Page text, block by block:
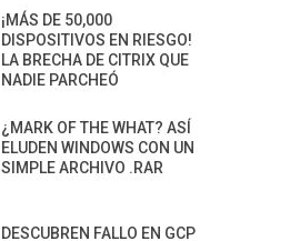
¡MÁS DE 50,000
DISPOSITIVOS EN RIESGO!
LA BRECHA DE CITRIX QUE
NADIE PARCHEÓ
¿MARK OF THE WHAT? ASÍ
ELUDEN WINDOWS CON UN
SIMPLE ARCHIVO .RAR
DESCUBREN FALLO EN GCP